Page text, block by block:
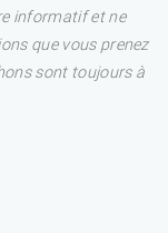
informatif et ne
que vous prenez
sont toujours à